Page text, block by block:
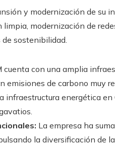
y modernización de su
modernización de
sostenibilidad.
cuenta con una amplia
emisiones de carbono muy
infraestructura energética
La empresa ha
la diversificación de